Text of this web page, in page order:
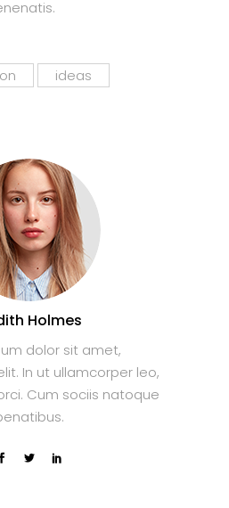
ideas
Holmes
dolor sit amet,
In ut ullamcorper leo,
Cum sociis natoque